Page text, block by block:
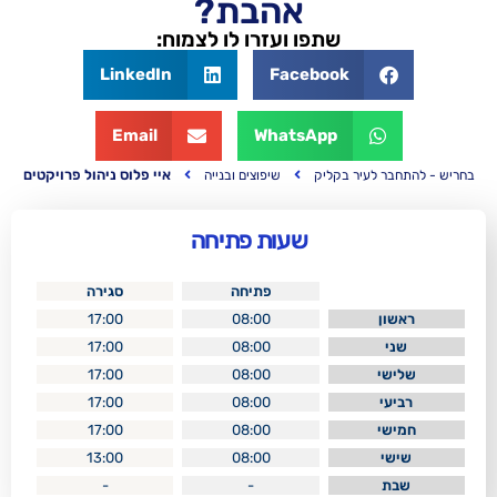
שתפו ועזרו לו לצמוח:
LinkedIn
Email
בקליק שיפוצים ובנייה איי פלוס ניהול פרויקטים
סגירה
08:00
17:00
08:00
17:00
08:00
17:00
08:00
17:00
08:00
17:00
08:00
13:00
-
-